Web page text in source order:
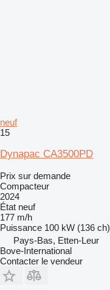
neuf
15
Dynapac CA3500PD
Prix sur demande
Compacteur
2024
État neuf
177 m/h
Puissance 100 kW (136 ch)
Pays-Bas, Etten-Leur
Bove-International
Contacter le vendeur